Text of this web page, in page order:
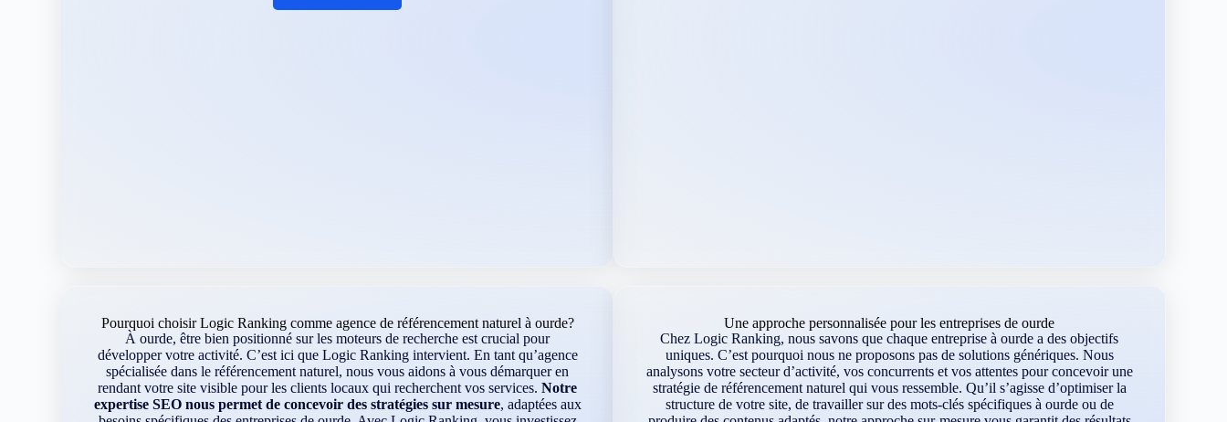
Pourquoi choisir Logic Ranking comme agence de référencement naturel à ourde?
À ourde, être bien positionné sur les moteurs de recherche est crucial pour
développer votre activité. C’est ici que Logic Ranking intervient. En tant qu’agence
spécialisée dans le référencement naturel, nous vous aidons à vous démarquer en
rendant votre site visible pour les clients locaux qui recherchent vos services.Notre
expertise SEO nous permet de concevoir des stratégies sur mesure, adaptées aux
Une approche personnalisée pour les entreprises de ourde
Chez Logic Ranking, nous savons que chaque entreprise à ourde a des objectifs
uniques. C’est pourquoi nous ne proposons pas de solutions génériques. Nous
analysons votre secteur d’activité, vos concurrents et vos attentes pour concevoir une
stratégie de référencement naturel qui vous ressemble. Qu’il s’agisse d’optimiser la
structure de votre site, de travailler sur des mots-clés spécifiques à ourde ou de